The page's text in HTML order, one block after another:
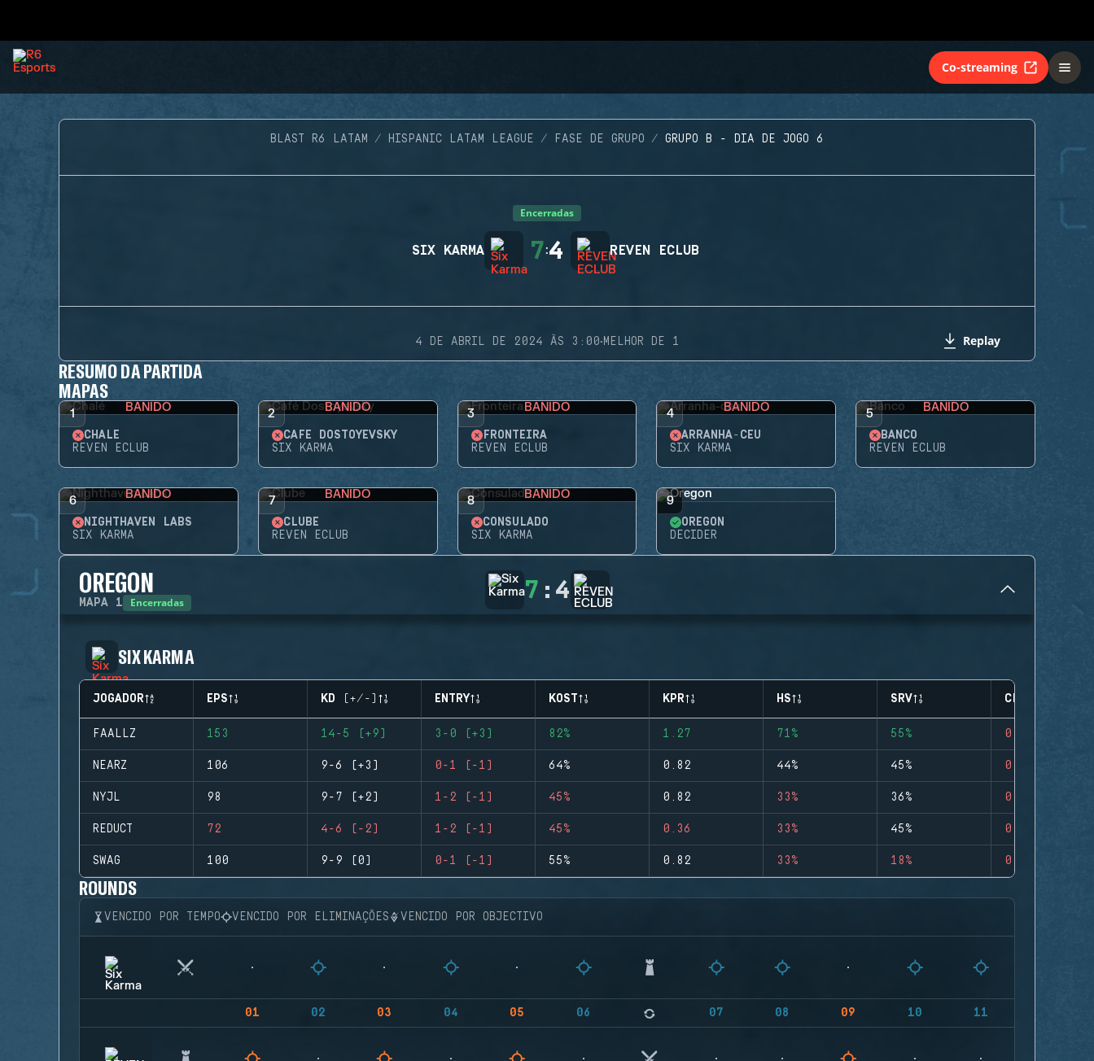
Co-streaming
BLAST R6 LATAM HISPANIC LATAM LEAGUE FASE DE GRUPO GRUPO B - DIA DE JOGO 6
Encerradas
SIX KARMA 7:4 REVEN ECLUB
4 DE ABRIL DE 2024 ÀS 3:00·MELHOR DE 1 Replay
RESUMO DA PARTIDA
MAPAS
1 BANIDO
CHALÉ
REVEN ECLUB
2 BANIDO
CAFÉ DOSTOYEVSKY
SIX KARMA
3 BANIDO
FRONTEIRA
REVEN ECLUB
4 BANIDO
ARRANHA-CÉU
SIX KARMA
5 BANIDO
BANCO
REVEN ECLUB
6 BANIDO
NIGHTHAVEN LABS
SIX KARMA
7 BANIDO
CLUBE
REVEN ECLUB
8 BANIDO
CONSULADO
SIX KARMA
9
OREGON
DECIDER
OREGON
MAPA 1 Encerradas 7 : 4
SIX KARMA
JOGADOR EPS KD (+/-) ENTRY KOST KPR HS SRV CLUTCHES
FAALLZ 153 14-5 (+9) 3-0 (+3) 82% 1.27 71% 55% 0
NEARZ 106 9-6 (+3) 0-1 (-1) 64% 0.82 44% 45% 0
NYJL 98 9-7 (+2) 1-2 (-1) 45% 0.82 33% 36% 0
REDUCT 72 4-6 (-2) 1-2 (-1) 45% 0.36 33% 45% 0
SWAG 100 9-9 (0) 0-1 (-1) 55% 0.82 33% 18% 0
ROUNDS
VENCIDO POR TEMPO VENCIDO POR ELIMINAÇÕES VENCIDO POR OBJECTIVO
01 02 03 04 05 06 07 08 09 10 11